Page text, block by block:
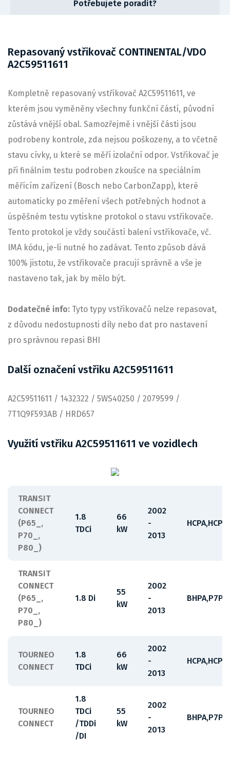
Potřebujete poradit?
Repasovaný vstřikovač CONTINENTAL/VDO
A2C59511611
Kompletně repasovaný vstřikovač A2C59511611, ve
kterém jsou vyměněny všechny funkční částí, původní
zůstává vnější obal. Samozřejmě i vnější části jsou
podrobeny kontrole, zda nejsou poškozeny, a to včetně
stavu cívky, u které se měří izolační odpor. Vstřikovač je
při finálním testu podroben zkoušce na speciálním
měřícím zařízení (Bosch nebo CarbonZapp), které
automaticky po změření všech potřebných hodnot a
úspěšném testu vytiskne protokol o stavu vstřikovače.
Tento protokol je vždy součástí balení vstřikovače, vč.
IMA kódu, je-li nutné ho zadávat. Tento způsob dává
100% jistotu, že vstřikovače pracují správně a vše je
nastaveno tak, jak by mělo být.
Dodatečné info: Tyto typy vstřikovačů nelze repasovat,
z důvodu nedostupnosti díly nebo dat pro nastavení
pro správnou repasi BHI
Další označení vstřiku A2C59511611
A2C59511611 / 1432322 / 5WS40250 / 2079599 /
7T1Q9F593AB / HRD657
Využití vstřiku A2C59511611 ve vozidlech
TRANSIT
CONNECT
(P65_,
P70_,
P80_)
1.8
TDCi
66
kW
2002
-
2013
TRANSIT
CONNECT
(P65_,
P70_,
P80_)
1.8 Di
55
kW
2002
-
2013
TOURNEO
CONNECT
1.8
TDCi
66
kW
2002
-
2013
TOURNEO
CONNECT
1.8
TDCi
/TDDi
/DI
55
kW
2002
-
2013